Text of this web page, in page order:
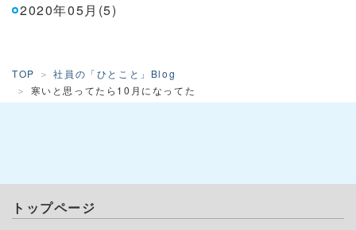
2020年05月(5)
TOP
社員の「ひとこと」Blog
寒いと思ってたら10月になってた
トップページ